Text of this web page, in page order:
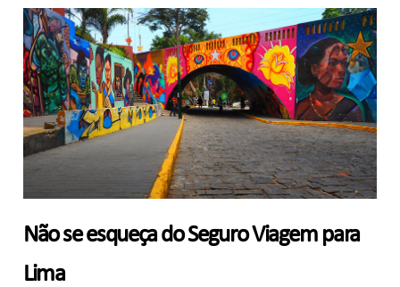
Não se esqueça do Seguro Viagem para
Lima